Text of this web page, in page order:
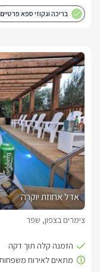
בריכה וגקוזי ספא פרטיים
אדל אחוזת יוקרה
צימרים בצפון, שפר